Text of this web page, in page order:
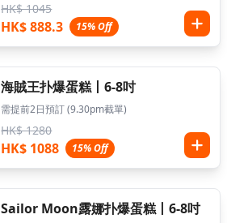
HK$ 1045
HK$ 888.3 15% Off
海賊王扑爆蛋糕丨6-8吋
需提前2日預訂 (9.30pm截單)
HK$ 1280
HK$ 1088 15% Off
Sailor Moon露娜扑爆蛋糕丨6-8吋